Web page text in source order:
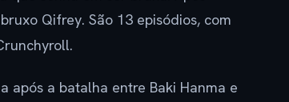
Qifrey. São 13 episódios, com
após a batalha entre Baki Hanma e